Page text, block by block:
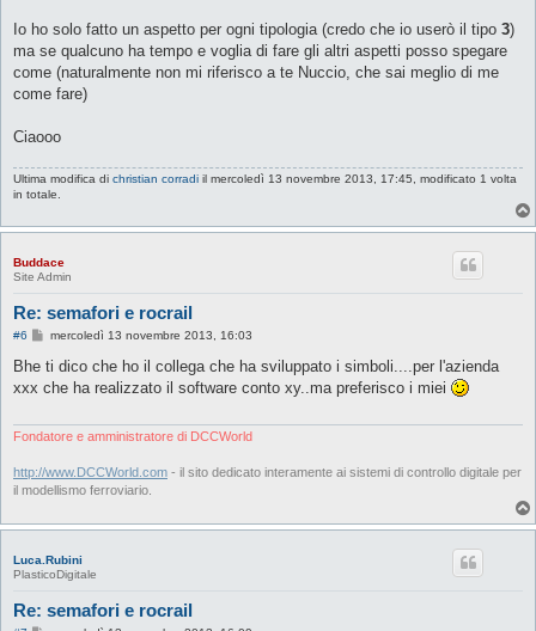
Io ho solo fatto un aspetto per ogni tipologia (credo che io userò il tipo 3)
ma se qualcuno ha tempo e voglia di fare gli altri aspetti posso spegare
come (naturalmente non mi riferisco a te Nuccio, che sai meglio di me
come fare)
Ciaooo
Ultima modifica di christian corradi il mercoledì 13 novembre 2013, 17:45, modificato 1 volta
in totale.
Buddace
Site Admin
Re: semafori e rocrail
#6
M
s
a
i
mercoledì 13 novembre 2013, 16:03
Bhe ti dico che ho il collega che ha sviluppato i simboli....per l'azienda
xxx che ha realizzato il software conto xy..ma preferisco i miei
Fondatore e amministratore di DCCWorld
http://www.DCCWorld.com - il sito dedicato interamente ai sistemi di controllo digitale per
il modellismo ferroviario.
Luca.Rubini
PlasticoDigitale
Re: semafori e rocrail